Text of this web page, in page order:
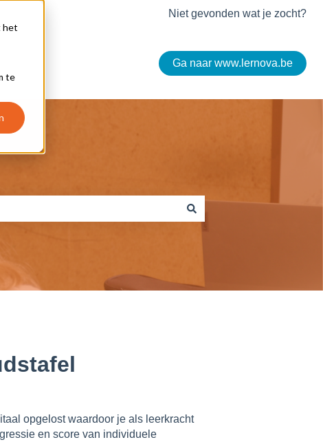
het
te
Niet gevonden wat je zocht?
Ga naar www.lernova.be
opgelost waardoor je als leerkracht
en score van individuele